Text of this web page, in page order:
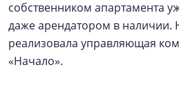
собственником апартамента
даже арендатором в
реализовала управляющая
«Начало».